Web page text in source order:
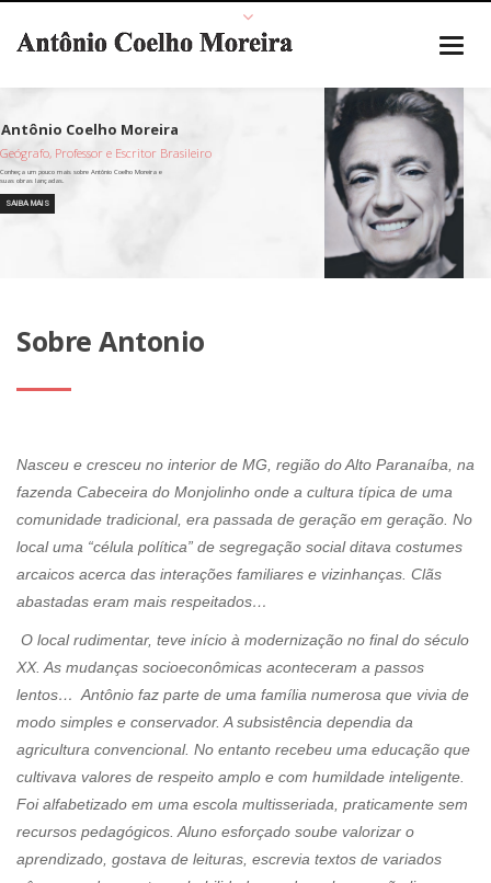
Geógrafo, Professor e Escritor Brasileiro
SAIBA MAIS
Sobre Antonio
Nasceu e cresceu no interior de MG, região do Alto Paranaíba, na
fazenda Cabeceira do Monjolinho onde a cultura típica de uma
comunidade tradicional, era passada de geração em geração. No
local uma “célula política” de segregação social ditava costumes
arcaicos acerca das interações familiares e vizinhanças. Clãs
abastadas eram mais respeitados…
O local rudimentar, teve início à modernização no final do século
XX. As mudanças socioeconômicas aconteceram a passos
lentos… Antônio faz parte de uma família numerosa que vivia de
modo simples e conservador. A subsistência dependia da
agricultura convencional. No entanto recebeu uma educação que
cultivava valores de respeito amplo e com humildade inteligente.
Foi alfabetizado em uma escola multisseriada, praticamente sem
recursos pedagógicos. Aluno esforçado soube valorizar o
aprendizado, gostava de leituras, escrevia textos de variados